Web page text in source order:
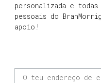
personalizada e
pessoais do
apoio!